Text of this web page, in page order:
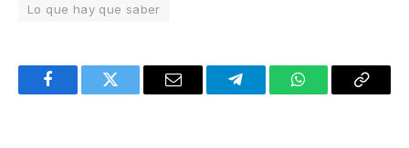
Lo que hay que saber
FacebookTwitter Email TelegramWhatsAppCopy